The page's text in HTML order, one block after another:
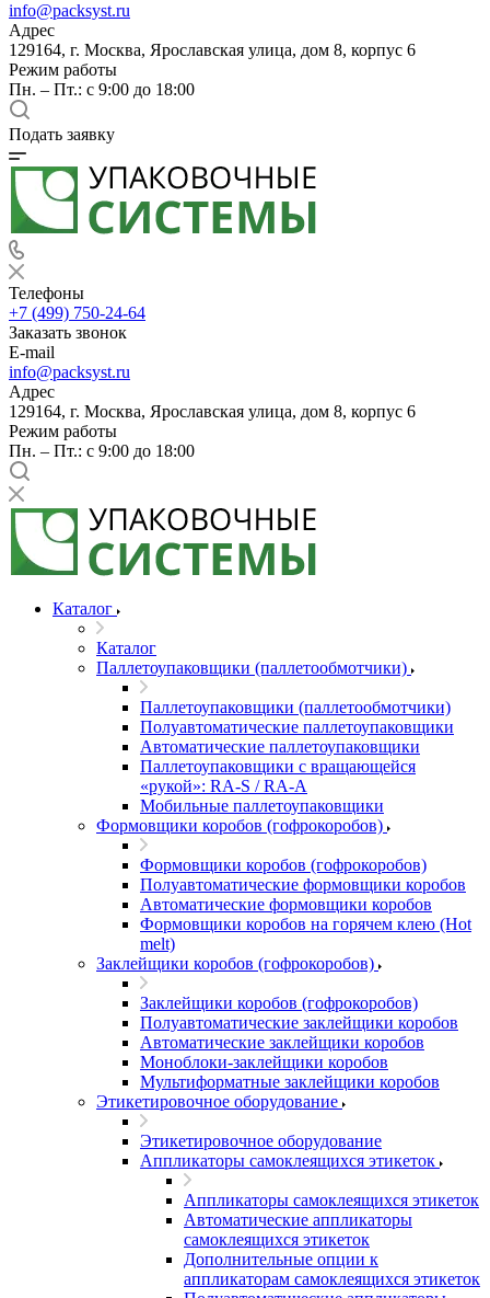
info@packsyst.ru
Адрес
129164, г. Москва, Ярославская улица, дом 8, корпус 6
Режим работы
Пн. – Пт.: с 9:00 до 18:00
Подать заявку
Телефоны
+7 (499) 750-24-64
Заказать звонок
E-mail
info@packsyst.ru
Адрес
129164, г. Москва, Ярославская улица, дом 8, корпус 6
Режим работы
Пн. – Пт.: с 9:00 до 18:00
Каталог
Каталог
Паллетоупаковщики (паллетообмотчики)
Паллетоупаковщики (паллетообмотчики)
Полуавтоматические паллетоупаковщики
Автоматические паллетоупаковщики
Паллетоупаковщики с вращающейся
«рукой»: RA-S / RA-A
Мобильные паллетоупаковщики
Формовщики коробов (гофрокоробов)
Формовщики коробов (гофрокоробов)
Полуавтоматические формовщики коробов
Автоматические формовщики коробов
Формовщики коробов на горячем клею (Hot
melt)
Заклейщики коробов (гофрокоробов)
Заклейщики коробов (гофрокоробов)
Полуавтоматические заклейщики коробов
Автоматические заклейщики коробов
Моноблоки-заклейщики коробов
Мультиформатные заклейщики коробов
Этикетировочное оборудование
Этикетировочное оборудование
Аппликаторы самоклеящихся этикеток
Аппликаторы самоклеящихся этикеток
Автоматические аппликаторы
самоклеящихся этикеток
Дополнительные опции к
аппликаторам самоклеящихся этикеток